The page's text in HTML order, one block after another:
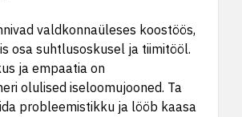
valdkonnaüleses koostöös,
osa suhtlusoskusel ja tiimitööl.
ja empaatia on
olulised iseloomujooned. Ta
probleemistikku ja lööb kaasa